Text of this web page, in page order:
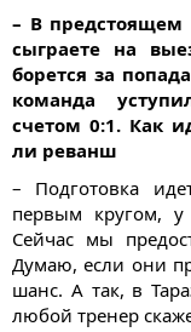
– В предстоящем
сыграете на
борется за
команда
счетом 0:1. Как
ли реванш
– Подготовка
первым кругом,
Сейчас мы
Думаю, если они
шанс. А так, в
любой тренер